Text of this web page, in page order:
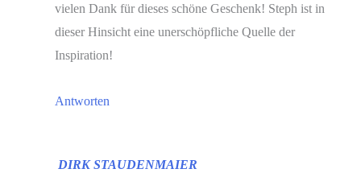
vielen Dank für dieses schöne Geschenk! Steph ist in
dieser Hinsicht eine unerschöpfliche Quelle der
Inspiration!
Antworten
DIRK STAUDENMAIER